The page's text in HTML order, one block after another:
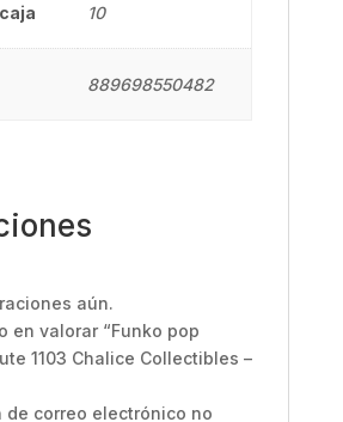
10
889698550482
aún.
en valorar “Funko pop
1103 Chalice Collectibles –
de correo electrónico no